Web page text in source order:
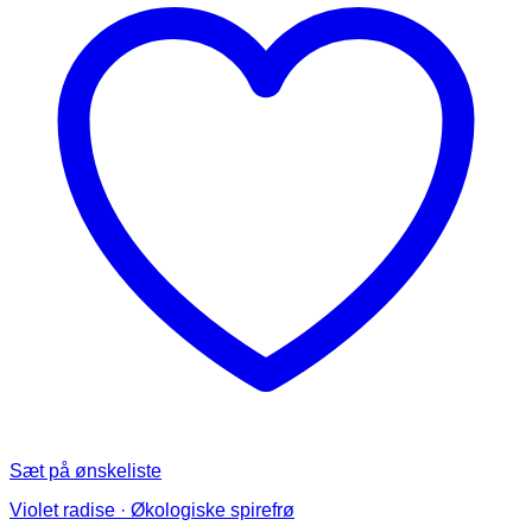
Mulighederne
varesiden
Sæt på ønskeliste
Violet radise · Økologiske spirefrø